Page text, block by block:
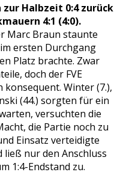
zur Halbzeit 0:4 zurück
4:1 (4:0).
Marc Braun staunte
ersten Durchgang
Platz brachte. Zwar
doch der FVE
konsequent. Winter (7.),
(44.) sorgten für ein
versuchten die
die Partie noch zu
Einsatz verteidigte
ließ nur den Anschluss
1:4-Endstand zu.